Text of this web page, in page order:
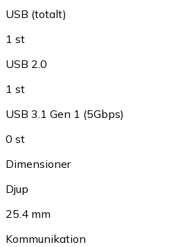
USB (totalt)
1 st
USB 2.0
1 st
USB 3.1 Gen 1 (5Gbps)
0 st
Dimensioner
Djup
25.4 mm
Kommunikation